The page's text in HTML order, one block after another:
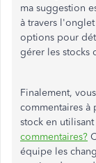
ma suggestion
à travers l'onglet
options pour
gérer les stocks
Finalement,
commentaires
stock en
commentaires?
équipe les